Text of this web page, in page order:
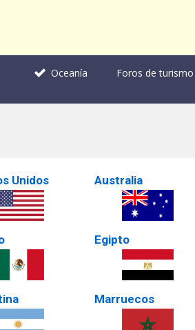
Oceanía Foros de turismo
Unidos Australia
Egipto
Marruecos